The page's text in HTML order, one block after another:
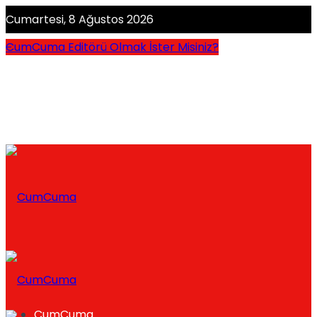
Cumartesi, 8 Ağustos 2026
CumCuma Editörü Olmak İster Misiniz?